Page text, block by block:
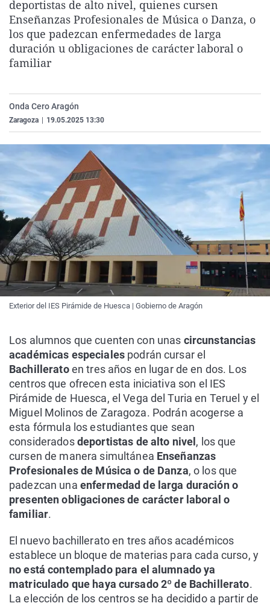
La rosa de los vientos
Gente viajera
Como el perro y el
Caso
Retornados
Equipo de
Extremadura
Galicia
La Rioja
País Vasco
Virales
Televisión
Elecciones
deportistas de alto nivel, quienes cursen
Enseñanzas Profesionales de Música o Danza, o
los que padezcan enfermedades de larga
duración u obligaciones de carácter laboral o
familiar
Onda Cero Aragón
Zaragoza 19.05.2025 13:30
Exterior del IES Pirámide de Huesca | Gobierno de Aragón
Los alumnos que cuenten con unas circunstancias
académicas especialespodrán cursar el
Bachilleratoen tres años en lugar de en dos. Los
centros que ofrecen esta iniciativa son el IES
Pirámide de Huesca, el Vega del Turia en Teruel y el
Miguel Molinos de Zaragoza. Podrán acogerse a
esta fórmula los estudiantes que sean
consideradosdeportistas de alto nivel , los que
cursen de manera simultánea Enseñanzas
Profesionales de Música o de Danza, o los que
padezcan una enfermedad de larga duración o
presenten obligaciones de carácter laboral o
familiar.
El nuevo bachillerato en tres años académicos
establece un bloque de materias para cada curso, y
no está contemplado para el alumnado ya
matriculado que haya cursado 2º de Bachillerato.
La elección de los centros se ha decidido a partir de